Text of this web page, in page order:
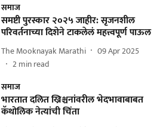
समाज
समष्टी पुरस्कार २०२५ जाहीर: सृजनशील
परिवर्तनाच्या दिशेने टाकलेलं महत्त्वपूर्ण पाऊल
The Mooknayak Marathi
09 Apr 2025
2min read
समाज
भारतात दलित ख्रिश्चनांवरील भेदभावाबाबत
कॅथोलिक नेत्यांची चिंता